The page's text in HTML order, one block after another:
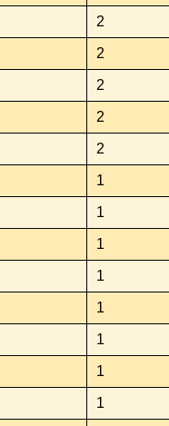
2
2
2
2
2
1
1
1
1
1
1
1
1